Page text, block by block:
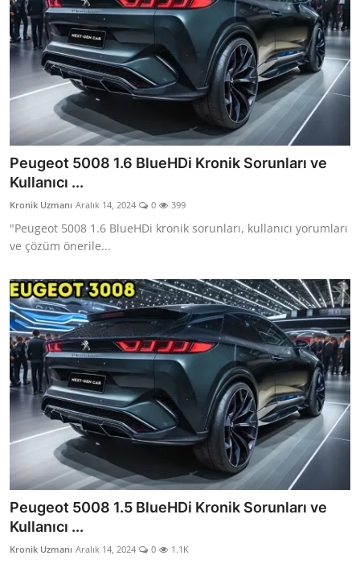
Peugeot 5008 1.6 BlueHDi Kronik Sorunları ve
Kullanıcı ...
Kronik Uzmanı Aralık 14, 2024 0 399
"Peugeot 5008 1.6 BlueHDi kronik sorunları, kullanıcı yorumları
ve çözüm önerile...
Peugeot 5008 1.5 BlueHDi Kronik Sorunları ve
Kullanıcı ...
Kronik Uzmanı Aralık 14, 2024 0 1.1K